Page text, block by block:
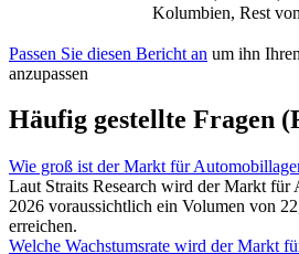
Kolumbien, Rest
Passen Sie diesen Bericht an um ihn
anzupassen
Häufig gestellte Fragen
Wie groß ist der Markt für
Laut Straits Research wird der Markt für
2026 voraussichtlich ein Volumen von
erreichen.
Welche Wachstumsrate wird der Markt